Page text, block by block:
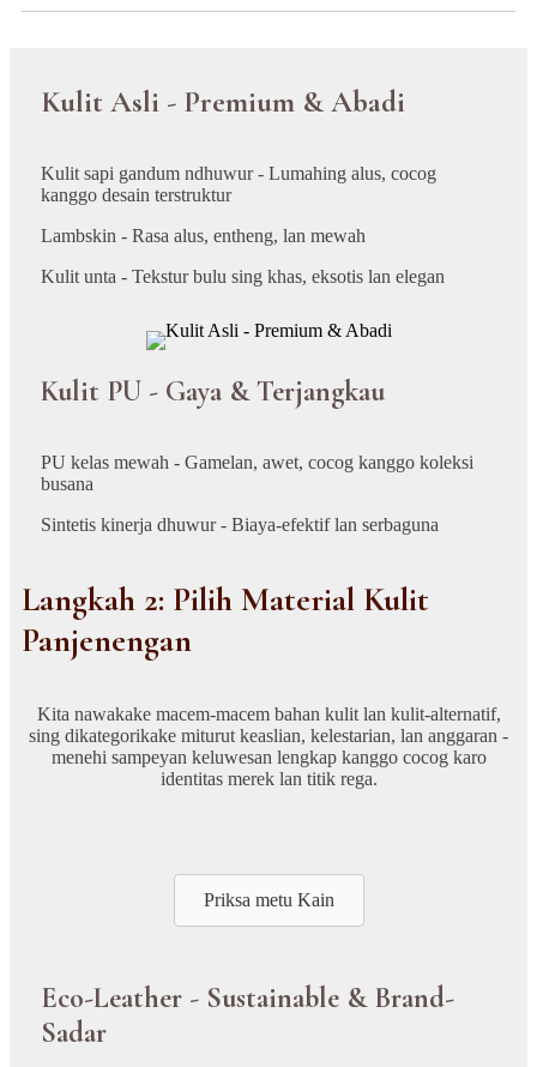
Kulit Asli - Premium & Abadi
Kulit sapi gandum ndhuwur - Lumahing alus, cocog
kanggo desain terstruktur
Lambskin - Rasa alus, entheng, lan mewah
Kulit unta - Tekstur bulu sing khas, eksotis lan elegan
Kulit PU - Gaya & Terjangkau
PU kelas mewah - Gamelan, awet, cocog kanggo koleksi
busana
Sintetis kinerja dhuwur - Biaya-efektif lan serbaguna
Langkah 2: Pilih Material Kulit
Panjenengan
Kita nawakake macem-macem bahan kulit lan kulit-alternatif,
sing dikategorikake miturut keaslian, kelestarian, lan anggaran -
menehi sampeyan keluwesan lengkap kanggo cocog karo
identitas merek lan titik rega.
Priksa metu Kain
Eco-Leather - Sustainable & Brand-
Sadar